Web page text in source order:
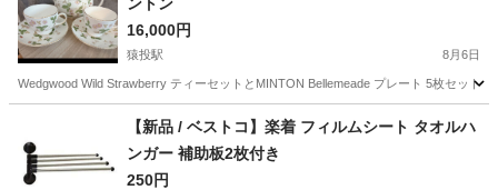
16,000円
猿投駅 8月6日
Wedgwood Wild Strawberry ティーセットとMINTON Bellemeade プレート 5枚セット
猿投駅 食器
【新品 / ベストコ】楽着 フィルムシート タオルハ
ンガー 補助板2枚付き
250円